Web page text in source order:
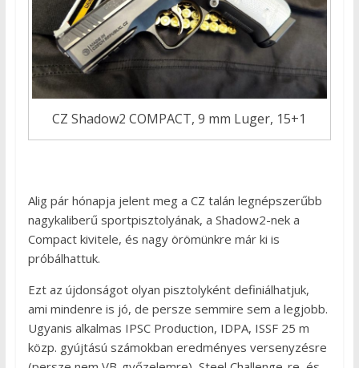
CZ Shadow2 COMPACT, 9 mm Luger, 15+1
Alig pár hónapja jelent meg a CZ talán legnépszerűbb
nagykaliberű sportpisztolyának, a Shadow2-nek a
Compact kivitele, és nagy örömünkre már ki is
próbálhattuk.
Ezt az újdonságot olyan pisztolyként definiálhatjuk,
ami mindenre is jó, de persze semmire sem a legjobb.
Ugyanis alkalmas IPSC Production, IDPA, ISSF 25 m
közp. gyújtású számokban eredményes versenyzésre